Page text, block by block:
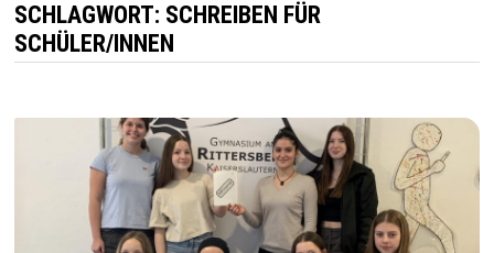
SCHLAGWORT: SCHREIBEN FÜR
SCHÜLER/INNEN